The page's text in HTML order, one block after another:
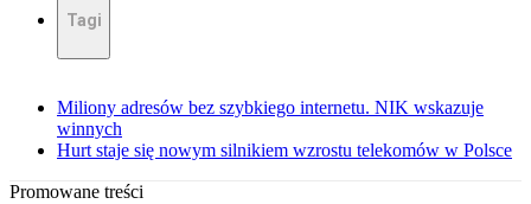
Tagi
Miliony adresów bez szybkiego internetu. NIK wskazuje
winnych
Hurt staje się nowym silnikiem wzrostu telekomów w Polsce
Promowane treści